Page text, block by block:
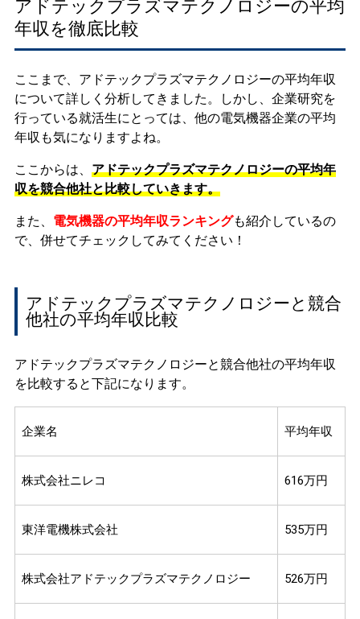
アドテックプラズマテクノロジーの平均
年収を徹底比較
ここまで、アドテックプラズマテクノロジーの平均年収
について詳しく分析してきました。しかし、企業研究を
行っている就活生にとっては、他の電気機器企業の平均
年収も気になりますよね。
ここからは、 アドテックプラズマテクノロジーの平均年
収を競合他社と比較していきます。
また、 電気機器の平均年収ランキングも紹介しているの
で、併せてチェックしてみてください！
アドテックプラズマテクノロジーと競合
他社の平均年収比較
アドテックプラズマテクノロジーと競合他社の平均年収
を比較すると下記になります。
企業名 平均年収
株式会社ニレコ 616万円
東洋電機株式会社 535万円
株式会社アドテックプラズマテクノロジー 526万円